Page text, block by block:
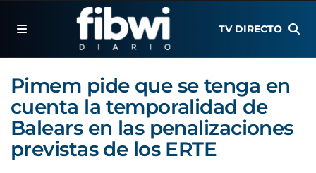
TV DIRECTO
Pimem pide que se tenga en
cuenta la temporalidad de
Balears en las penalizaciones
previstas de los ERTE